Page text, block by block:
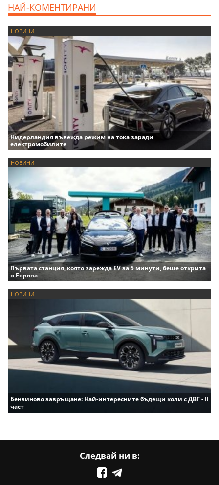
НАЙ-КОМЕНТИРАНИ
НОВИНИ
Нидерландия въвежда режим на тока заради
електромобилите
НОВИНИ
Първата станция, която зарежда EV за 5 минути, беше открита
в Европа
НОВИНИ
Бензиново завръщане: Най-интересните бъдещи коли с ДВГ - II
част
Следвай ни в: